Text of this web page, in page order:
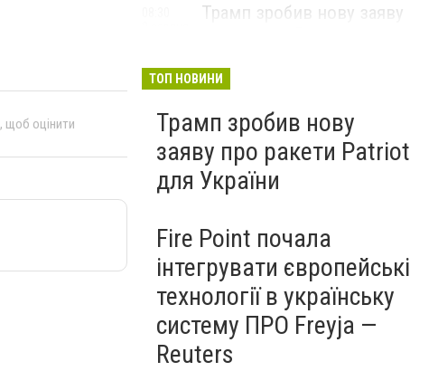
, щоб оцінити
Трамп зробив нову заяву
ТОП НОВИНИ
Трамп зробив нову
заяву про ракети Patriot
для України
Fire Point почала
інтегрувати європейські
технології в українську
систему ПРО Freyja —
Reuters